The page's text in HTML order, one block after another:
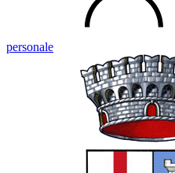
personale